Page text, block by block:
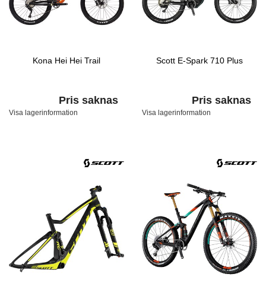
Kona Hei Hei Trail
Pris saknas
Visa lagerinformation
Scott E-Spark 710 Plus
Pris saknas
Visa lagerinformation